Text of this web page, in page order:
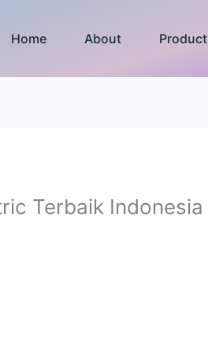
Home About Product
Terbaik Indonesia